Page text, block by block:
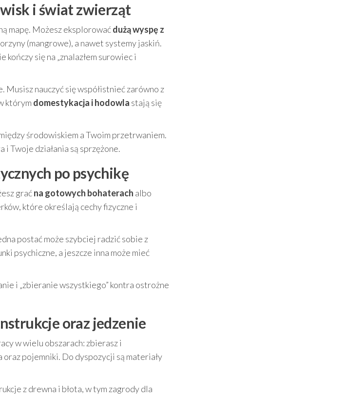
i świat zwierząt
mapę. Możesz eksplorowaćdużą wyspę z
(mangrowe), a nawet systemy jaskiń.
kończy się na „znalazłem surowiec i
nauczyć się współistnieć zarówno z
którym domestykacja i hodowla stają się
środowiskiem a Twoim przetrwaniem.
i Twoje działania są sprzężone.
po psychikę
graćna gotowych bohaterach albo
które określają cechy fizyczne i
postać może szybciej radzić sobie z
psychiczne, a jeszcze inna może mieć
i „zbieranie wszystkiego” kontra ostrożne
oraz jedzenie
w wielu obszarach: zbierasz i
pojemniki. Do dyspozycji są materiały
z drewna i błota, w tym zagrody dla